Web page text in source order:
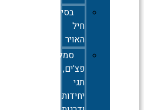
בסיסי
חיל
האויר
סמלים,סיכות,
פצ'ים,
תגי
יחידות